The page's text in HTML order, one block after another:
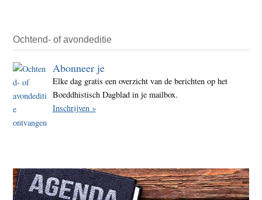
één
Ochtend- of avondeditie
Abonneer je
Elke dag gratis een overzicht van de berichten op het
Boeddhistisch Dagblad in je mailbox.
Inschrijven »